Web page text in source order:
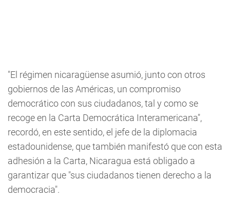
"El régimen nicaragüense asumió, junto con otros
gobiernos de las Américas, un compromiso
democrático con sus ciudadanos, tal y como se
recoge en la Carta Democrática Interamericana",
recordó, en este sentido, el jefe de la diplomacia
estadounidense, que también manifestó que con esta
adhesión a la Carta, Nicaragua está obligado a
garantizar que "sus ciudadanos tienen derecho a la
democracia".